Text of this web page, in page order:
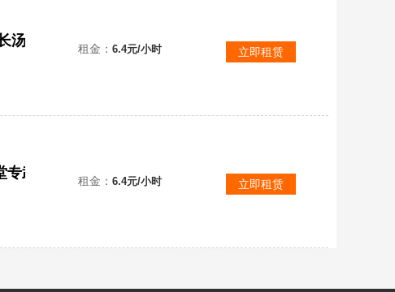
迷 你世界账号【官方版本】安卓苹果通用角色装扮皮肤坐物队长汤姆特工罗拉小淘气助教
租金： 6.4元/小时 立即租赁
专武官方版本
租金： 6.4元/小时 立即租赁